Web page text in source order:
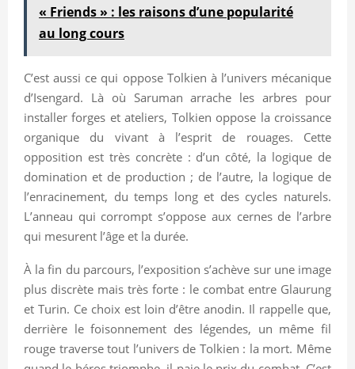
« Friends » : les raisons d’une popularité
au long cours
C’est aussi ce qui oppose Tolkien à l’univers mécanique
d’Isengard. Là où Saruman arrache les arbres pour
installer forges et ateliers, Tolkien oppose la croissance
organique du vivant à l’esprit de rouages. Cette
opposition est très concrète : d’un côté, la logique de
domination et de production ; de l’autre, la logique de
l’enracinement, du temps long et des cycles naturels.
L’anneau qui corrompt s’oppose aux cernes de l’arbre
qui mesurent l’âge et la durée.
À la fin du parcours, l’exposition s’achève sur une image
plus discrète mais très forte : le combat entre Glaurung
et Turin. Ce choix est loin d’être anodin. Il rappelle que,
derrière le foisonnement des légendes, un même fil
rouge traverse tout l’univers de Tolkien : la mort. Même